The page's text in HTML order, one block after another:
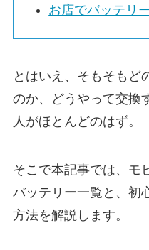
お店でバッテリ
とはいえ、そもそもど
のか、どうやって交換
人がほとんどのはず。
そこで本記事では、モ
バッテリー一覧と、初
方法を解説します。